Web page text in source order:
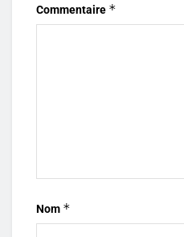
Commentaire *
Nom *